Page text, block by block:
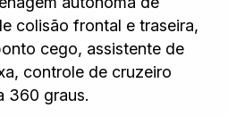
colisão frontal e traseira,
cego, assistente de
controle de cruzeiro
360 graus.